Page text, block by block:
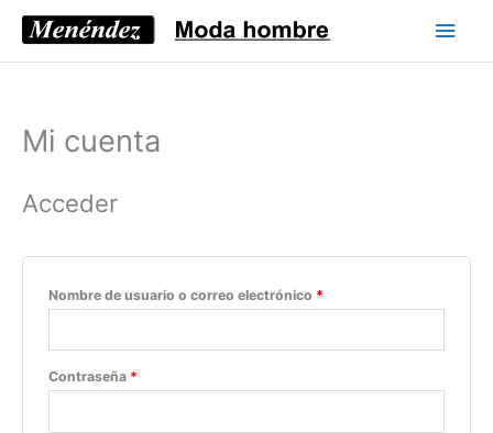
contenido
Mi cuenta
Acceder
Nombre de usuario o correo electrónico *
Contraseña *
Obligatorio